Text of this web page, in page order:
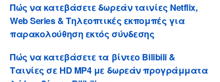
Πώς να κατεβάσετε δωρεάν ταινίες Netflix,
Web Series & Τηλεοπτικές εκπομπές για
παρακολούθηση εκτός σύνδεσης
Πώς να κατεβάσετε τα βίντεο Bilibili &
Ταινίες σε HD MP4 με δωρεάν προγράμματα